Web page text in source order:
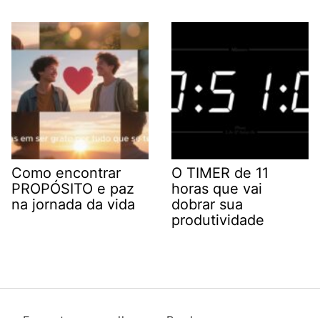
Como encontrar
PROPÓSITO e paz
na jornada da vida
O TIMER de 11
horas que vai
dobrar sua
produtividade